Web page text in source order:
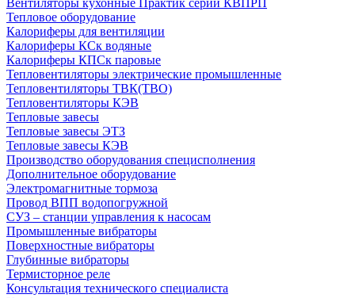
Вентиляторы кухонные Практик серии КВПРП
Тепловое оборудование
Калориферы для вентиляции
Калориферы КСк водяные
Калориферы КПСк паровые
Тепловентиляторы электрические промышленные
Тепловентиляторы ТВК(ТВО)
Тепловентиляторы КЭВ
Тепловые завесы
Тепловые завесы ЭТЗ
Тепловые завесы КЭВ
Производство оборудования специсполнения
Дополнительное оборудование
Электромагнитные тормоза
Провод ВПП водопогружной
СУЗ – станции управления к насосам
Промышленные вибраторы
Поверхностные вибраторы
Глубинные вибраторы
Термисторное реле
Консультация технического специалиста